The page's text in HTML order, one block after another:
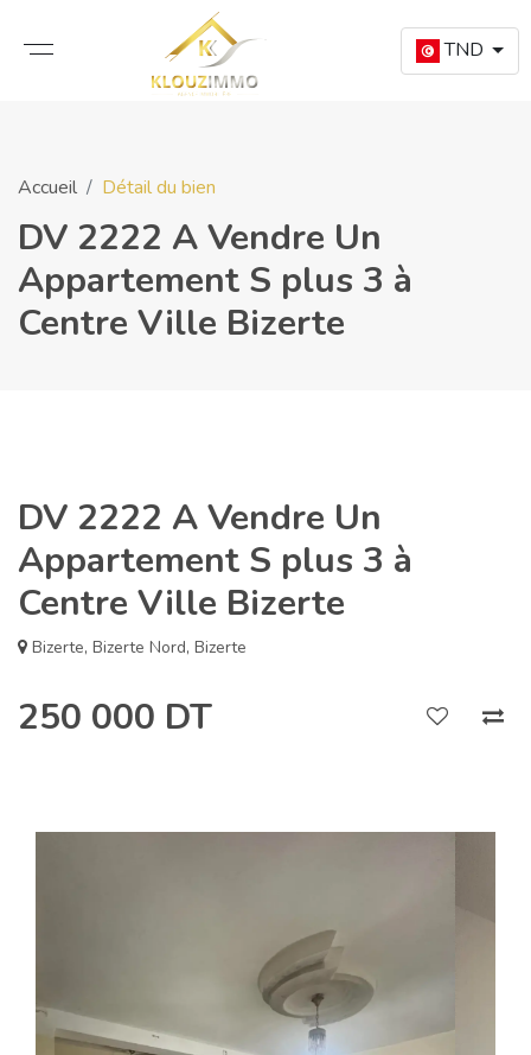
TND
Accueil Détail du bien
DV 2222 A Vendre Un
Appartement S plus 3 à
Centre Ville Bizerte
DV 2222 A Vendre Un
Appartement S plus 3 à
Centre Ville Bizerte
Bizerte, Bizerte Nord, Bizerte
250 000 DT